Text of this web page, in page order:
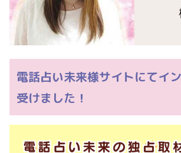
電話占い未来様サイトにてイ
受けました！